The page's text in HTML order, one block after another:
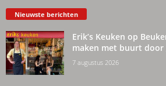
Nieuwste berichten
Erik’s Keuken op
maken met buurt door
7 augustus 2026